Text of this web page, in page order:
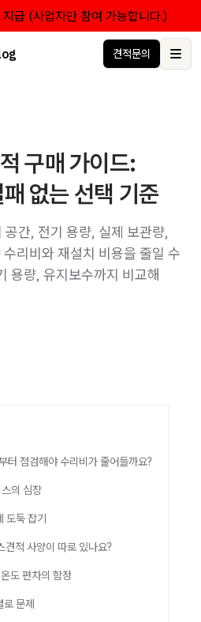
급 (사업자만 참여 가능합니다.)
1위 브랜드 한성쇼케이스
견적문의
구매 가이드:
없는 선택 기준
간, 전기 용량, 실제 보관량,
리비와 재설치 비용을 줄일 수
용량, 유지보수까지 비교해
터 점검해야 수리비가 줄어들까요?
의 심장
도둑 잡기
견적 사양이 따로 있나요?
도 편차의 함정
로 문제